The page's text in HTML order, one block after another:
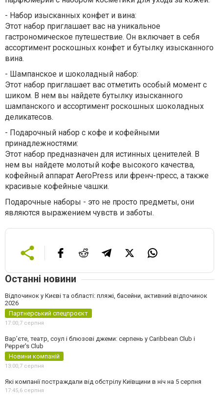
- Набор изысканных конфет и вина:
Этот набор приглашает вас на уникальное
гастрономическое путешествие. Он включает в себя
ассортимент роскошных конфет и бутылку изысканного
вина.
- Шампанское и шоколадный набор:
Этот набор приглашает вас отметить особый момент с
шиком. В нем вы найдете бутылку изысканного
шампанского и ассортимент роскошных шоколадных
деликатесов.
- Подарочный набор с кофе и кофейными
принадлежностями:
Этот набор предназначен для истинных ценителей. В
нем вы найдете молотый кофе высокого качества,
кофейный аппарат AeroPress или френч-пресс, а также
красивые кофейные чашки.
Подарочные наборы - это не просто предметы, они
являются выражением чувств и заботы.
Останні новини
Відпочинок у Києві та області: пляжі, басейни, активний відпочинок
2026
Партнерський спецпроєкт
17:00,7 серпня
Вар’єте, театр, соул і блюзові джеми: серпень у Caribbean Club і
Pepper's Club
Новини компаній
13:00,7 серпня
Які компанії постраждали від обстрілу Київщини в ніч на 5 серпня
17:45,6 серпня